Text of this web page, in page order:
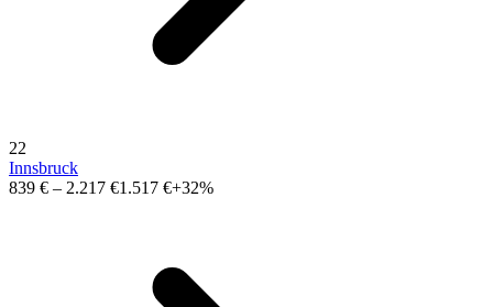
22
Innsbruck
839 € – 2.217 €1.517 €+32%